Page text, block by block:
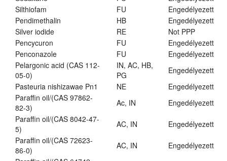
Silthiofam
FU
Engedélyezett
Pendimethalin
HB
Engedélyezett
Silver iodide
RE
Not PPP
Pencycuron
FU
Engedélyezett
Penconazole
FU
Engedélyezett
Pelargonic acid (CAS 112-
05-0)
IN, AC, HB,
PG
Engedélyezett
Pasteuria nishizawae Pn1
NE
Engedélyezett
Paraffin oil/(CAS 97862-
82-3)
Ac, IN
Engedélyezett
Paraffin oil/(CAS 8042-47-
5)
AC, IN
Engedélyezett
Paraffin oil/(CAS 72623-
86-0)
AC, IN
Engedélyezett